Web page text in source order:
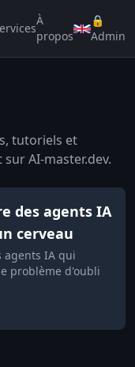
À
propos
🔒
Admin
tutoriels et
AI-master.dev.
des agents IA
cerveau
agents IA qui
problème d'oubli